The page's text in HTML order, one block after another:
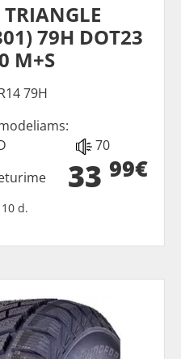
79H DOT23
M+S
79H
70
33 99€
d.